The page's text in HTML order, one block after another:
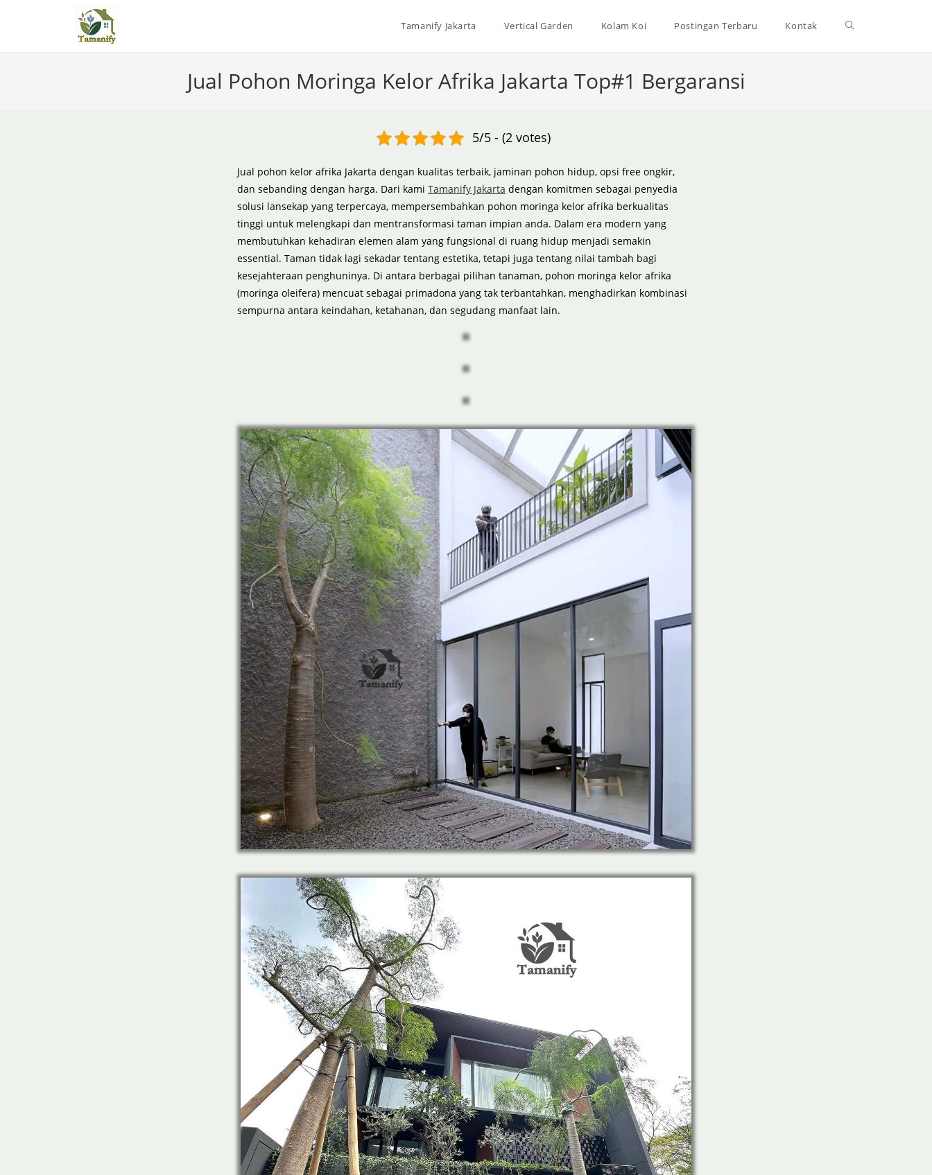
Tamanify Jakarta Vertical Garden Kolam Koi Postingan Terbaru Kontak Toggle
Jual Pohon Moringa Kelor Afrika Jakarta Top#1 Bergaransi
5/5 - (2 votes)
Jual pohon kelor afrika Jakarta dengan kualitas terbaik, jaminan pohon hidup, opsi free ongkir,
dan sebanding dengan harga. Dari kami Tamanify Jakarta dengan komitmen sebagai penyedia
solusi lansekap yang terpercaya, mempersembahkan pohon moringa kelor afrika berkualitas
tinggi untuk melengkapi dan mentransformasi taman impian anda. Dalam era modern yang
membutuhkan kehadiran elemen alam yang fungsional di ruang hidup menjadi semakin
essential. Taman tidak lagi sekadar tentang estetika, tetapi juga tentang nilai tambah bagi
kesejahteraan penghuninya. Di antara berbagai pilihan tanaman, pohon moringa kelor afrika
(moringa oleifera) mencuat sebagai primadona yang tak terbantahkan, menghadirkan kombinasi
sempurna antara keindahan, ketahanan, dan segudang manfaat lain.